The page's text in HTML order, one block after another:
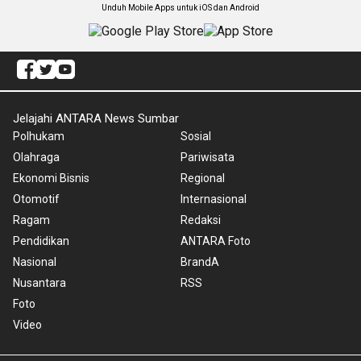
Unduh Mobile Apps untuk iOS dan Android
Jelajahi ANTARA News Sumbar
Polhukam
Olahraga
Ekonomi Bisnis
Otomotif
Ragam
Pendidikan
Nasional
Nusantara
Foto
Video
Sosial
Pariwisata
Regional
Internasional
Redaksi
ANTARA Foto
BrandA
RSS